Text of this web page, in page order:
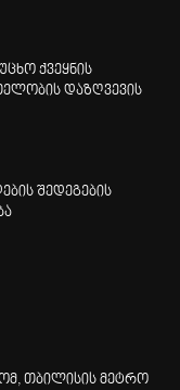
ქვეყნის
დაზღვევის
შედეგების
თბილისის მეტრო